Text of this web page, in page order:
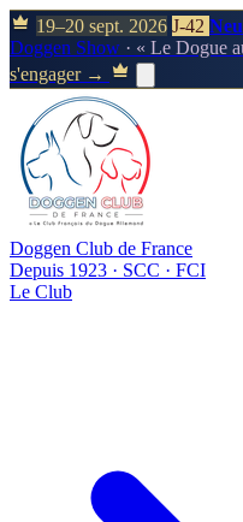
19–20 sept. 2026 J-42
Doggen Show · « Le Dogue
s'engager →
Doggen Club de France
Depuis 1923 · SCC · FCI
Le Club